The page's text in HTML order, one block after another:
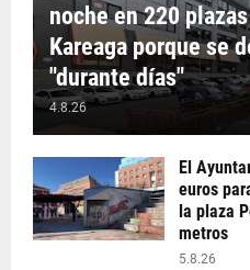
noche en 220
Kareaga porque se
"durante días"
4.8.26
El
euros
la plaza
metros
5.8.26